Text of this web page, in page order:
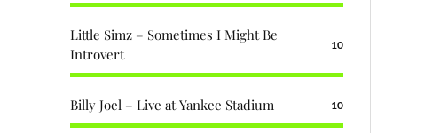
Little Simz – Sometimes I Might Be
Introvert
10
Billy Joel – Live at Yankee Stadium 10